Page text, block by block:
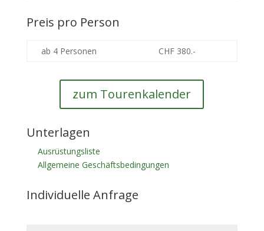
Preis pro Person
ab 4 Personen CHF 380.-
zum Tourenkalender
Unterlagen
Ausrüstungsliste
Allgemeine Geschäftsbedingungen
Individuelle Anfrage